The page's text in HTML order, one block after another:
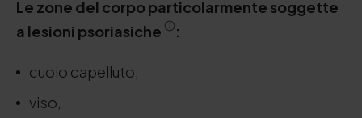
Le zone del corpo particolarmente soggette
a lesioni psoriasiche
:
cuoio capelluto,
viso,